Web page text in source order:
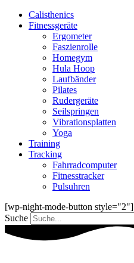
Calisthenics
Fitnessgeräte
Ergometer
Faszienrolle
Homegym
Hula Hoop
Laufbänder
Pilates
Rudergeräte
Seilspringen
Vibrationsplatten
Yoga
Training
Tracking
Fahrradcomputer
Fitnesstracker
Pulsuhren
[wp-night-mode-button style="2"]
Suche